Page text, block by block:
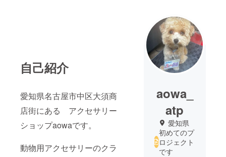
自己紹介
愛知県名古屋市中区大須商
店街にある アクセサリー
ショップaowaです。
動物用アクセサリーのクラ
aowa_
atp
愛知県
初めてのプ
ロジェクト
です